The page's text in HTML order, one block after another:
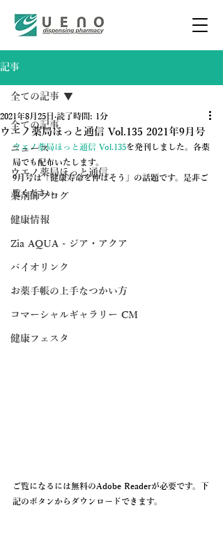
記事
全ての記事
ニュース
ウエノ薬局ほっと通信
薬剤師ブログ
健康情報
Zia AQUA - ジア・アクア
バイオリンク
お薬手帳の上手なつかい方
コマーシャルギャラリー CM
健康フェスタ
全ての記事
ウエノ薬局ほっと通信 Vol.135 2021年9月号
2021年8月25日 読了時間: 1分
ウエノ薬局ほっと通信 Vol.135を発刊しました。各薬
局でも配布いたします。
9月号は「健康寿命を伸ばそう」の話題です。是非ご
覧ください。
ご覧になるには無料のAdobe Readerが必要です。下
記のボタンからダウンロードできます。